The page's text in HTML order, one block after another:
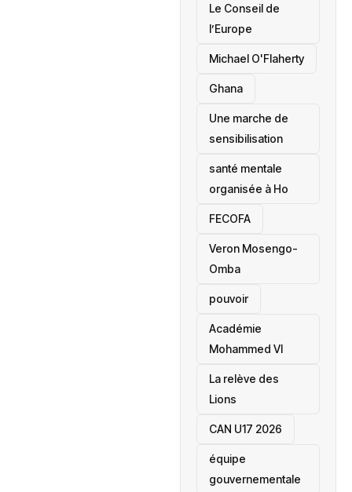
‎Le Conseil de
l’Europe
Michael O'Flaherty
‎Ghana
Une marche de
sensibilisation
santé mentale
organisée à Ho
‎FECOFA
Veron Mosengo-
Omba
pouvoir
Académie
Mohammed VI
La relève des
Lions
CAN U17 2026
équipe
gouvernementale